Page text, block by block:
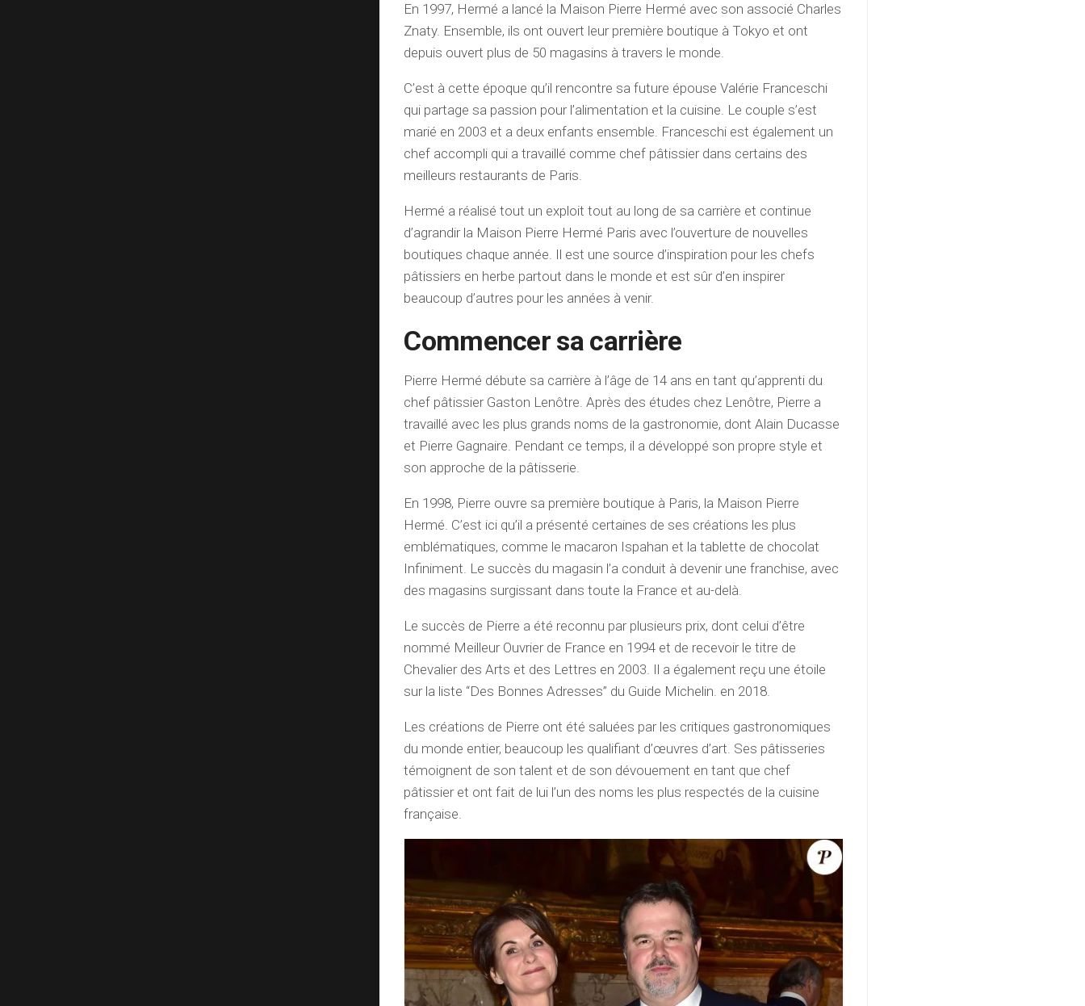
En 1997, Hermé a lancé la Maison Pierre Hermé avec son associé Charles
Znaty. Ensemble, ils ont ouvert leur première boutique à Tokyo et ont
depuis ouvert plus de 50 magasins à travers le monde.
C’est à cette époque qu’il rencontre sa future épouse Valérie Franceschi
qui partage sa passion pour l’alimentation et la cuisine. Le couple s’est
marié en 2003 et a deux enfants ensemble. Franceschi est également un
chef accompli qui a travaillé comme chef pâtissier dans certains des
meilleurs restaurants de Paris.
Hermé a réalisé tout un exploit tout au long de sa carrière et continue
d’agrandir la Maison Pierre Hermé Paris avec l’ouverture de nouvelles
boutiques chaque année. Il est une source d’inspiration pour les chefs
pâtissiers en herbe partout dans le monde et est sûr d’en inspirer
beaucoup d’autres pour les années à venir.
Commencer sa carrière
Pierre Hermé débute sa carrière à l’âge de 14 ans en tant qu’apprenti du
chef pâtissier Gaston Lenôtre. Après des études chez Lenôtre, Pierre a
travaillé avec les plus grands noms de la gastronomie, dont Alain Ducasse
et Pierre Gagnaire. Pendant ce temps, il a développé son propre style et
son approche de la pâtisserie.
En 1998, Pierre ouvre sa première boutique à Paris, la Maison Pierre
Hermé. C’est ici qu’il a présenté certaines de ses créations les plus
emblématiques, comme le macaron Ispahan et la tablette de chocolat
Infiniment. Le succès du magasin l’a conduit à devenir une franchise, avec
des magasins surgissant dans toute la France et au-delà.
Le succès de Pierre a été reconnu par plusieurs prix, dont celui d’être
nommé Meilleur Ouvrier de France en 1994 et de recevoir le titre de
Chevalier des Arts et des Lettres en 2003. Il a également reçu une étoile
sur la liste “Des Bonnes Adresses” du Guide Michelin. en 2018.
Les créations de Pierre ont été saluées par les critiques gastronomiques
du monde entier, beaucoup les qualifiant d’œuvres d’art. Ses pâtisseries
témoignent de son talent et de son dévouement en tant que chef
pâtissier et ont fait de lui l’un des noms les plus respectés de la cuisine
française.